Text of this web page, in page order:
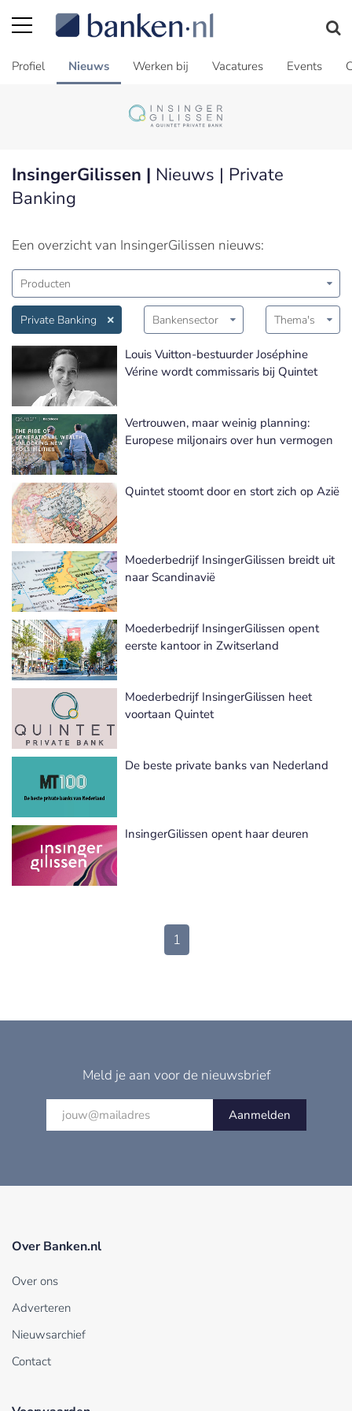
Profiel Nieuws Werken bij Vacatures Events
InsingerGilissen | Nieuws | Private
Banking
Een overzicht van InsingerGilissen nieuws:
Producten
Private Banking Bankensector Thema's
Louis Vuitton-bestuurder Joséphine
Vérine wordt commissaris bij Quintet
Vertrouwen, maar weinig planning:
Europese miljonairs over hun vermogen
Quintet stoomt door en stort zich op Azië
Moederbedrijf InsingerGilissen breidt uit
naar Scandinavië
Moederbedrijf InsingerGilissen opent
eerste kantoor in Zwitserland
Moederbedrijf InsingerGilissen heet
voortaan Quintet
De beste private banks van Nederland
InsingerGilissen opent haar deuren
1
Meld je aan voor de nieuwsbrief
Aanmelden
Over Banken.nl
Over ons
Adverteren
Nieuwsarchief
Contact